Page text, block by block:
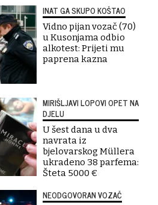
INAT GA SKUPO KOŠTAO
Vidno pijan vozač (70)
u Kusonjama odbio
alkotest: Prijeti mu
paprena kazna
MIRIŠLJAVI LOPOVI OPET NA
DJELU
U šest dana u dva
navrata iz
bjelovarskog Müllera
ukradeno 38 parfema:
Šteta 5000 €
NEODGOVORAN VOZAČ